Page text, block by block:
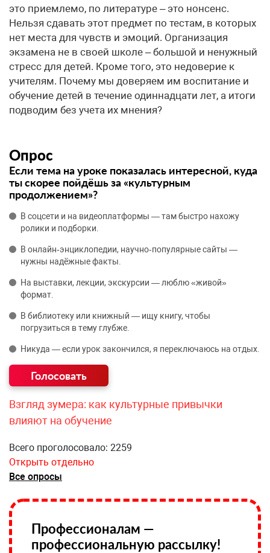
это приемлемо, по литературе – это нонсенс.
Нельзя сдавать этот предмет по тестам, в которых
нет места для чувств и эмоций. Организация
экзамена не в своей школе – большой и ненужный
стресс для детей. Кроме того, это недоверие к
учителям. Почему мы доверяем им воспитание и
обучение детей в течение одиннадцати лет, а итоги
подводим без учета их мнения?
Опрос
Если тема на уроке показалась интересной, куда
ты скорее пойдёшь за «культурным
продолжением»?
В соцсети и на видеоплатформы — там быстро нахожу
ролики и подборки.
В онлайн‑энциклопедии, научно‑популярные сайты —
нужны надёжные факты.
На выставки, лекции, экскурсии — люблю «живой»
формат.
В библиотеку или книжный — ищу книгу, чтобы
погрузиться в тему глубже.
Никуда — если урок закончился, я переключаюсь на отдых.
Взгляд зумера: как культурные привычки
влияют на обучение
Всего проголосовало: 2259
Открыть отдельно
Все опросы
Профессионалам —
профессиональную рассылку!